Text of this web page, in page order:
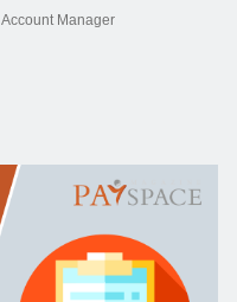
Account Manager